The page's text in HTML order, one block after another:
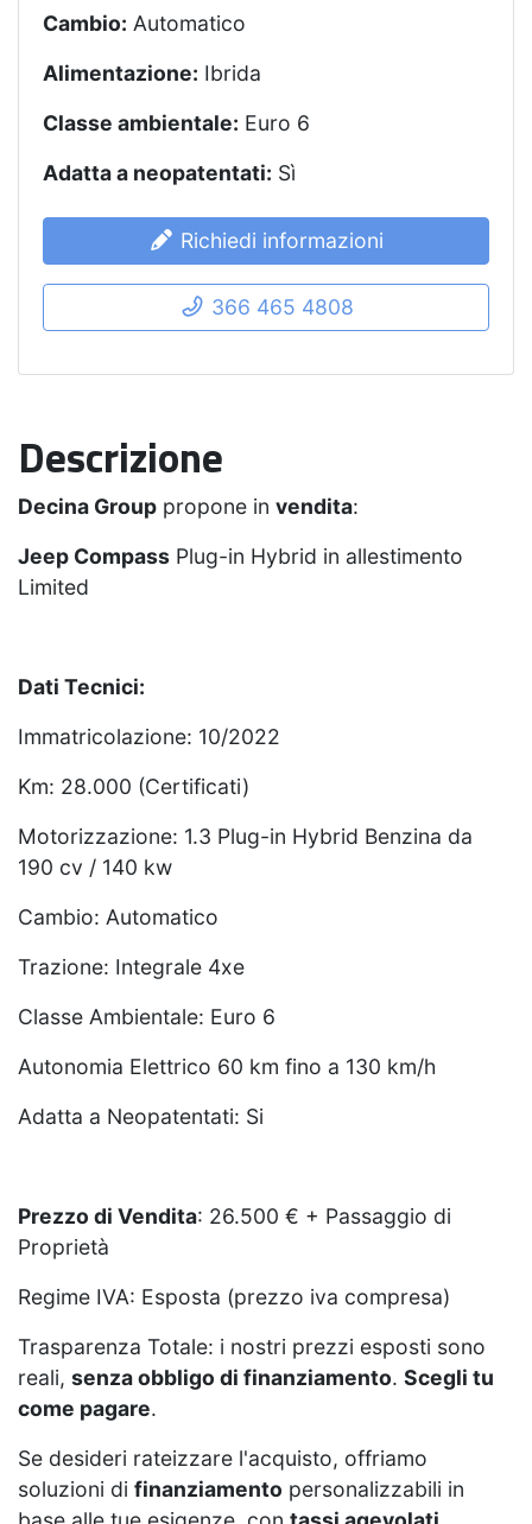
Cambio: Automatico
Alimentazione: Ibrida
Classe ambientale: Euro 6
Adatta a neopatentati: Sì
Richiedi informazioni
366 465 4808
Descrizione
Decina Group propone in vendita:
Jeep Compass Plug-in Hybrid in allestimento
Limited
Dati Tecnici:
Immatricolazione: 10/2022
Km: 28.000 (Certificati)
Motorizzazione: 1.3 Plug-in Hybrid Benzina da
190 cv / 140 kw
Cambio: Automatico
Trazione: Integrale 4xe
Classe Ambientale: Euro 6
Autonomia Elettrico 60 km fino a 130 km/h
Adatta a Neopatentati: Si
Prezzo di Vendita: 26.500 € + Passaggio di
Proprietà
Regime IVA: Esposta (prezzo iva compresa)
Trasparenza Totale: i nostri prezzi esposti sono
reali, senza obbligo di finanziamento. Scegli tu
come pagare.
Se desideri rateizzare l'acquisto, offriamo
soluzioni di finanziamento personalizzabili in